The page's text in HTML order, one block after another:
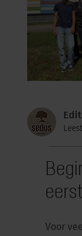
Voor